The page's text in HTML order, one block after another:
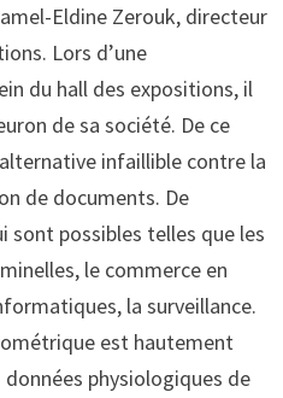
Eldine Zerouk, directeur
Lors d’une
du hall des expositions, il
de sa société. De ce
infaillible contre la
de documents. De
sont possibles telles que les
le commerce en
la surveillance.
est hautement
physiologiques de